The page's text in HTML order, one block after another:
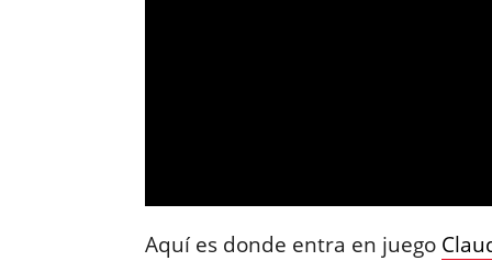
Aquí es donde entra en juego